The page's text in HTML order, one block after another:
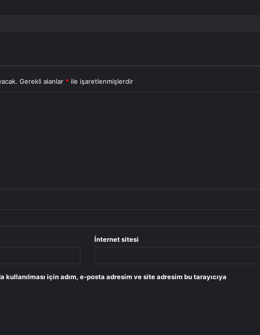
Gerekli alanlar * ile işaretlenmişlerdir
İnternet sitesi
kullanılması için adım, e-posta adresim ve site adresim bu tarayıcıya